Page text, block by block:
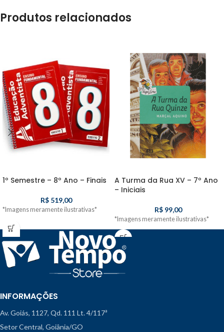
Produtos relacionados
1º Semestre – 8º Ano – Finais
R$519,00
*Imagens meramente ilustrativas*
A Turma da Rua XV – 7º Ano
– Iniciais
R$99,00
*Imagens meramente ilustrativas*
INFORMAÇÕES
Av. Goiás, 1127, Qd. 111 Lt. 4/117ª
Setor Central, Goiânia/GO